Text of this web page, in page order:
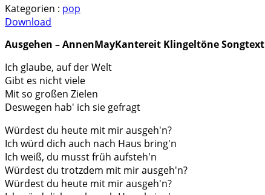
pause
Kategorien : pop
Download
Ausgehen – AnnenMayKantereit Klingeltöne Songtext
Ich glaube, auf der Welt
Gibt es nicht viele
Mit so großen Zielen
Deswegen hab' ich sie gefragt
Würdest du heute mit mir ausgeh'n?
Ich würd dich auch nach Haus bring'n
Ich weiß, du musst früh aufsteh'n
Würdest du trotzdem mit mir ausgeh'n?
Würdest du heute mit mir ausgeh'n?